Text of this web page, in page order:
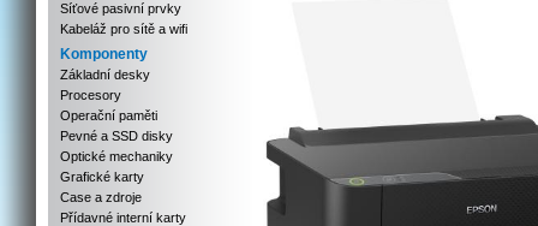
Síťové pasivní prvky
Kabeláž pro sítě a wifi
Komponenty
Základní desky
Procesory
Operační paměti
Pevné a SSD disky
Optické mechaniky
Grafické karty
Case a zdroje
Přídavné interní karty